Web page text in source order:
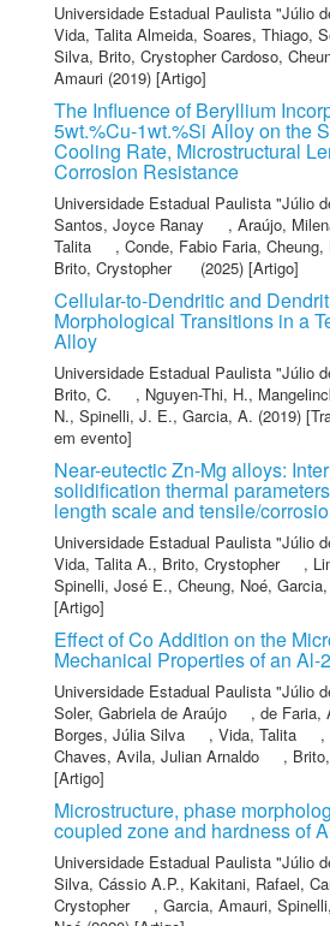
Universidade Estadual Paulista "Júlio
Vida, Talita Almeida, Soares, Thiago,
Silva, Brito, Crystopher Cardoso,
Amauri (2019) [Artigo]
The Influence of Beryllium
5wt.%Cu-1wt.%Si Alloy on the
Cooling Rate, Microstructural
Corrosion Resistance
Universidade Estadual Paulista "Júlio
Santos, Joyce Ranay
, Araújo,
Talita
, Conde, Fabio Faria, Cheung,
Brito, Crystopher
(2025) [Artigo]
Cellular-to-Dendritic and
Morphological Transitions in a
Alloy
Universidade Estadual Paulista "Júlio
Brito, C.
, Nguyen-Thi, H.,
N., Spinelli, J. E., Garcia, A. (2019)
em evento]
Near-eutectic Zn-Mg alloys:
solidification thermal
length scale and tensile/
Universidade Estadual Paulista "Júlio
Vida, Talita A., Brito, Crystopher ,
Spinelli, José E., Cheung, Noé,
[Artigo]
Effect of Co Addition on the
Mechanical Properties of an Al-
Universidade Estadual Paulista "Júlio
Soler, Gabriela de Araújo
, de Faria,
Borges, Júlia Silva
, Vida, Talita ,
Chaves, Avila, Julian Arnaldo ,
[Artigo]
Microstructure, phase
coupled zone and hardness of
Universidade Estadual Paulista "Júlio
Silva, Cássio A.P., Kakitani, Rafael,
Crystopher
, Garcia, Amauri,